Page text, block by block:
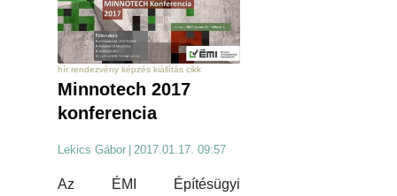
hír rendezvény képzés kiállítás cikk
Minnotech 2017
konferencia
Lekics Gábor 2017.01.17. 09:57
Az ÉMI Építésügyi